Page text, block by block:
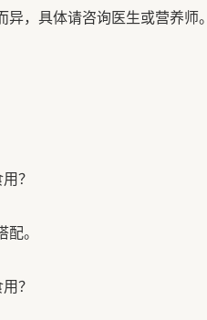
，具体请咨询医生或营养师。
？
。
？